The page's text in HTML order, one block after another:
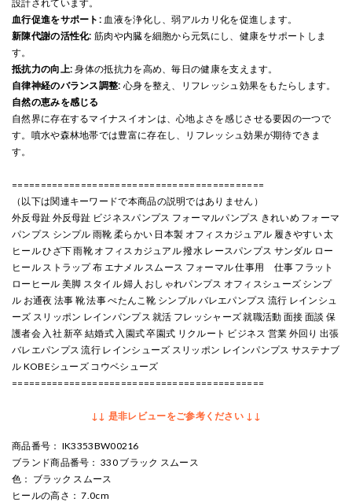
血行促進をサポート: 血液を浄化し、弱アルカリ化を促進します。
新陳代謝の活性化: 筋肉や内臓を細胞から元気にし、健康をサポートしま
す。
抵抗力の向上:身体の抵抗力を高め、毎日の健康を支えます。
自律神経のバランス調整: 心身を整え、リフレッシュ効果をもたらします。
自然の恵みを感じる
自然界に存在するマイナスイオンは、心地よさを感じさせる要因の一つで
す。噴水や森林地帯では豊富に存在し、リフレッシュ効果が期待できま
す。
============================================
（以下は関連キーワードで本商品の説明ではありません）
外反母趾 外反母趾 ビジネスパンプス フォーマルパンプス きれいめ フォーマ
パンプス シンプル 雨靴 柔らかい 日本製 オフィスカジュアル 履きやすい 太
ヒール ひざ下 雨靴 オフィスカジュアル 撥水 レースパンプス サンダル ロー
ヒール ストラップ 布 エナメル スムース フォーマル 仕事用 仕事 フラット
ローヒール 美脚 スタイル 婦人 おしゃれパンプス オフィスシューズ シンプ
ル お通夜 法事 靴 法事 ぺたんこ靴 シンプル バレエパンプス 流行 レインシュ
ーズ スリッポン レインパンプス 就活 フレッシャーズ 就職活動 面接 面談 保
護者会 入社 新卒 結婚式 入園式 卒園式 リクルート ビジネス 営業 外回り 出張
バレエパンプス 流行 レインシューズ スリッポン レインパンプス サステナブ
ル KOBEシューズ コウベシューズ
============================================
↓↓ 是非レビューをご参考ください ↓↓
商品番号 ： IK3353BW00216
ブランド商品番号 ： 330 ブラック スムース
色 ： ブラック スムース
ヒールの高さ ： 7.0cm